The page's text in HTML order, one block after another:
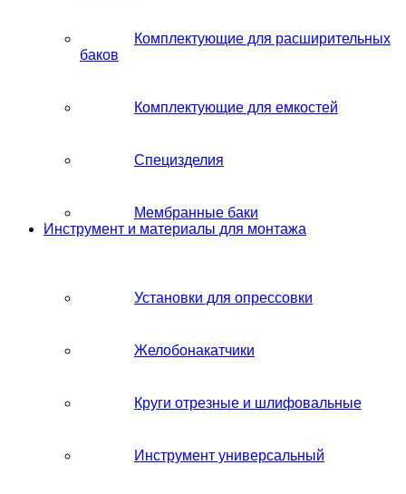
Комплектующие для расширительных
баков
Комплектующие для емкостей
Специзделия
Мембранные баки
Инструмент и материалы для монтажа
Установки для опрессовки
Желобонакатчики
Круги отрезные и шлифовальные
Инструмент универсальный